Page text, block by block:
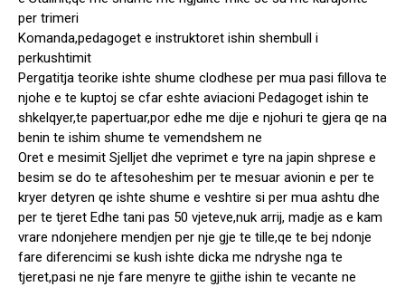
per trimeri
Komanda,pedagoget e instruktoret ishin shembull i
perkushtimit
Pergatitja teorike ishte shume clodhese per mua pasi fillova te
njohe e te kuptoj se cfar eshte aviacioni Pedagoget ishin te
shkelqyer,te papertuar,por edhe me dije e njohuri te gjera qe na
benin te ishim shume te vemendshem ne
Oret e mesimit Sjelljet dhe veprimet e tyre na japin shprese e
besim se do te aftesoheshim per te mesuar avionin e per te
kryer detyren qe ishte shume e veshtire si per mua ashtu dhe
per te tjeret Edhe tani pas 50 vjeteve,nuk arrij, madje as e kam
vrare ndonjehere mendjen per nje gje te tille,qe te bej ndonje
fare diferencimi se kush ishte dicka me ndryshe nga te
tjeret,pasi ne nje fare menyre te gjithe ishin te vecante ne